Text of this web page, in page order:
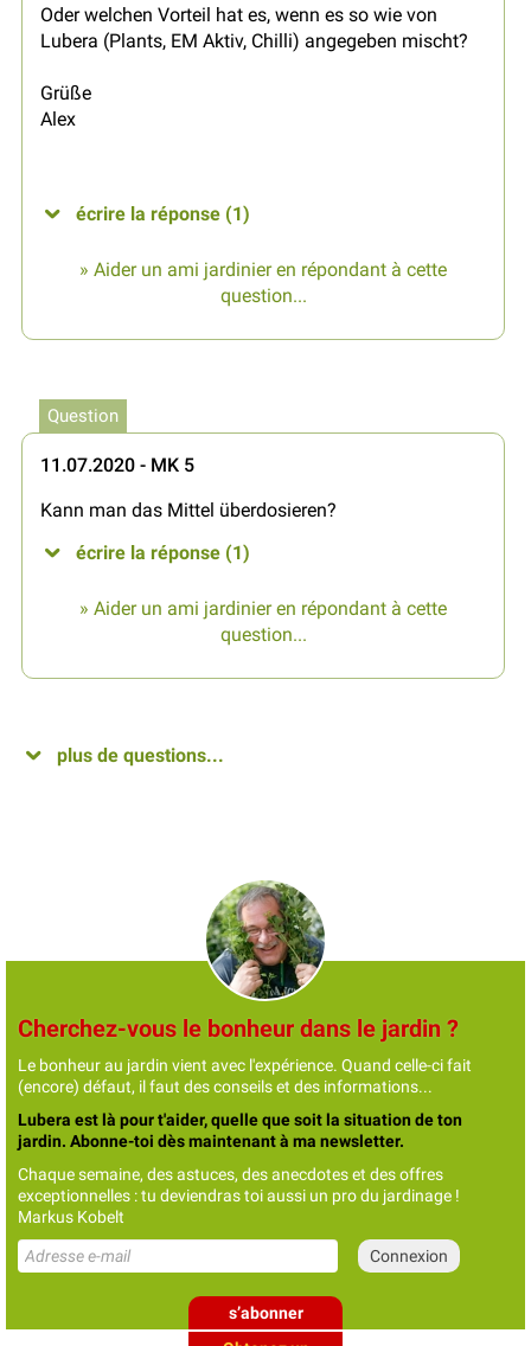
Oder welchen Vorteil hat es, wenn es so wie von
Lubera (Plants, EM Aktiv, Chilli) angegeben mischt?
Grüße
Alex
écrire la réponse (1)
» Aider un ami jardinier en répondant à cette
question...
Question
11.07.2020 - MK 5
Kann man das Mittel überdosieren?
écrire la réponse (1)
» Aider un ami jardinier en répondant à cette
question...
plus de questions...
Cherchez-vous le bonheur dans le jardin ?
Le bonheur au jardin vient avec l'expérience. Quand celle-ci fait
(encore) défaut, il faut des conseils et des informations...
Lubera est là pour t'aider, quelle que soit la situation de ton
jardin. Abonne-toi dès maintenant à ma newsletter.
Chaque semaine, des astuces, des anecdotes et des offres
exceptionnelles : tu deviendras toi aussi un pro du jardinage !
Markus Kobelt
s’abonner